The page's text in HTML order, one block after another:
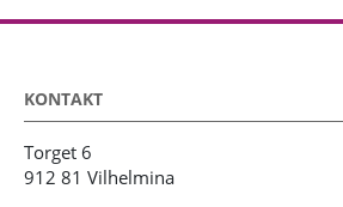
KONTAKT
Torget 6
912 81 Vilhelmina